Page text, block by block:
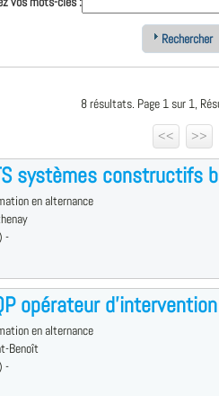
Rechercher
8 résultats. Page 1 sur 1,
<<
>>
systèmes constructifs
en alternance
-
opérateur
en alternance
Benoît
-